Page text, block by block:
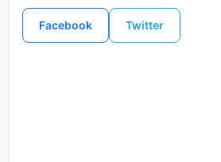
Facebook Twitter